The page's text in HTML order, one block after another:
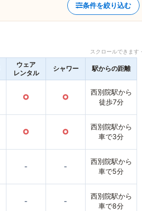
条件を絞り込む
スクロールできま
ウェア
レンタル
シャワー 駅からの距離
○ ○
西別院駅から
徒歩7分
○ ○
西別院駅から
車で3分
- -
西別院駅から
車で5分
- -
西別院駅から
車で8分